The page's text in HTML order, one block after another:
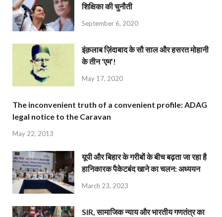
शिक्षिका की चुनौती
September 6, 2020
इंक़लाब ज़िंदाबाद के सौ साल और हसरत मोहानी
के तीन ‘एम’!
May 17, 2020
The inconvenient truth of a convenient profile: ADAG
legal notice to the Caravan
May 22, 2013
यूपी और बिहार के गरीबों के बीच बढ़ता जा रहा है
हानिकारक पैकेटबंद खाने का चलन: अध्ययन
March 23, 2023
SIR, सामाजिक न्याय और भारतीय गणतंत्र का